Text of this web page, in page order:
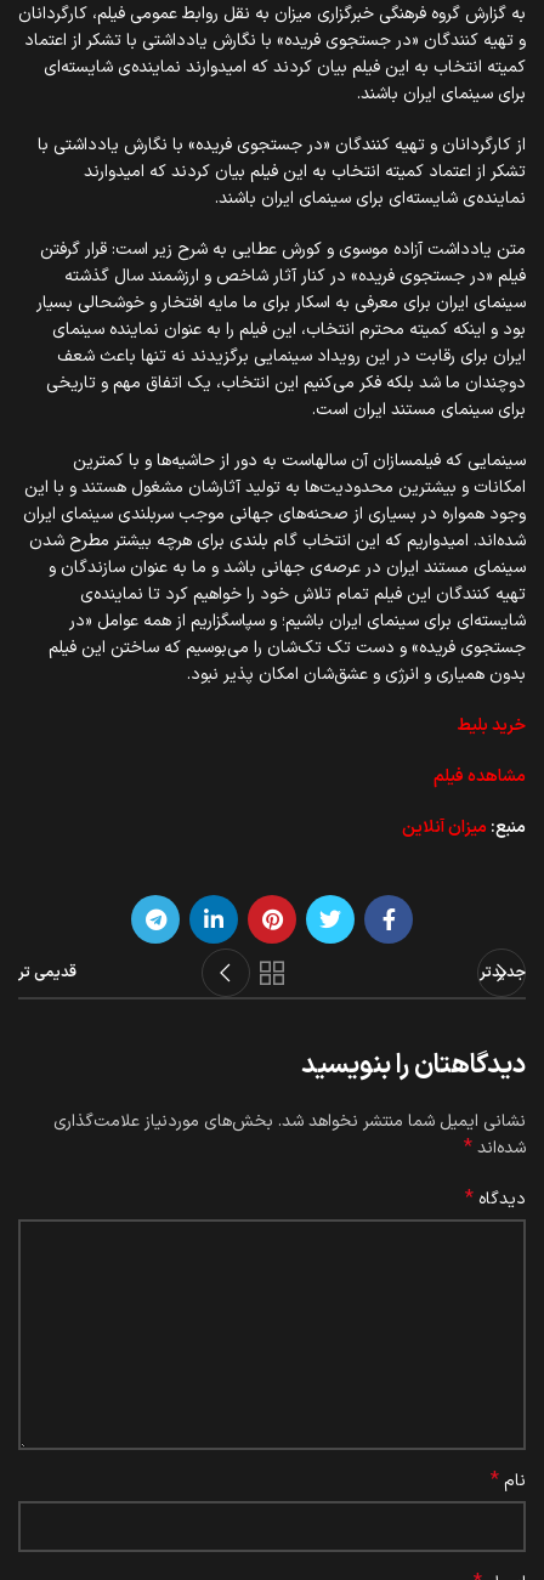
به گزارش گروه فرهنگی خبرگزاری میزان به نقل روابط عمومی فیلم، کارگردانان
و تهیه کنندگان «در جستجوی فریده» با نگارش یادداشتی با تشکر از اعتماد
کمیته انتخاب به این فیلم بیان کردند که امیدوارند نماینده‌ی شایسته‌ای
برای سینمای ایران باشند.
از کارگردانان و تهیه کنندگان «در جستجوی فریده» با نگارش یادداشتی با
تشکر از اعتماد کمیته انتخاب به این فیلم بیان کردند که امیدوارند
نماینده‌ی شایسته‌ای برای سینمای ایران باشند.
متن یادداشت آزاده موسوی و کورش عطایی به شرح زیر است: قرار گرفتن
فیلم «در جستجوی فریده» در کنار آثار شاخص و ارزشمند سال گذشته
سینمای ایران برای معرفی به اسکار برای ما مایه افتخار و خوشحالی بسیار
بود و اینکه کمیته محترم انتخاب، این فیلم را به عنوان نماینده سینمای
ایران برای رقابت در این رویداد سینمایی برگزیدند نه تنها باعث شعف
دوچندان ما شد بلکه فکر می‌کنیم این انتخاب، یک اتفاق مهم و تاریخی
برای سینمای مستند ایران است.
سینمایی که فیلمسازان آن سالهاست به دور از حاشیه‌ها و با کمترین
امکانات و بیشترین محدودیت‌ها به تولید آثارشان مشغول هستند و با این
وجود همواره در بسیاری از صحنه‌های جهانی موجب سربلندی سینمای ایران
شده‌اند. امیدواریم که این انتخاب گام بلندی برای هرچه بیشتر مطرح شدن
سینمای مستند ایران در عرصه‌ی جهانی باشد و ما به عنوان سازندگان و
تهیه کنندگان این فیلم تمام تلاش خود را خواهیم کرد تا نماینده‌ی
شایسته‌ای برای سینمای ایران باشیم؛ و سپاسگزاریم از همه عوامل «در
جستجوی فریده» و دست تک تک‌شان را می‌بوسیم که ساختن این فیلم
بدون همیاری و انرژی و عشق‌شان امکان پذیر نبود.
خرید بلیط
مشاهده فیلم
منبع: میزان آنلاین
جدیدتر قدیمی تر
دیدگاهتان را بنویسید
نشانی ایمیل شما منتشر نخواهد شد. بخش‌های موردنیاز علامت‌گذاری
شده‌اند*
دیدگاه *
نام*